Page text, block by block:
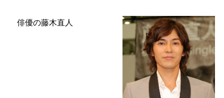
俳優の藤木直人